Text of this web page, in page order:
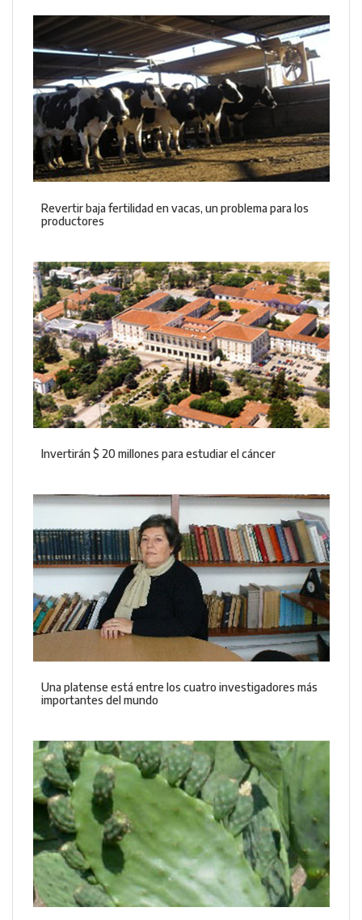
Revertir baja fertilidad en vacas, un problema para los
productores
Invertirán $ 20 millones para estudiar el cáncer
Una platense está entre los cuatro investigadores más
importantes del mundo